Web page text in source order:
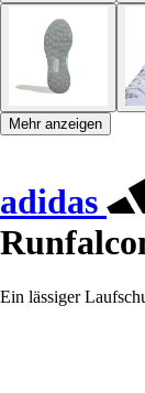
Mehr anzeigen
adidas
Ein lässiger